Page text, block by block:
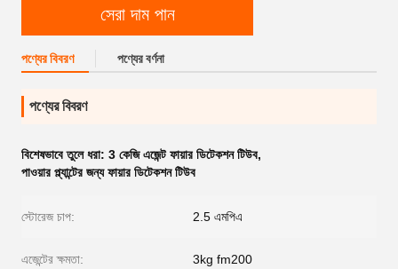
সেরা দাম পান
পণ্যের বিবরণ পণ্যের বর্ণনা
পণ্যের বিবরণ
বিশেষভাবে তুলে ধরা: 3 কেজি এজেন্ট ফায়ার ডিটেকশন টিউব,
পাওয়ার প্ল্যান্টের জন্য ফায়ার ডিটেকশন টিউব
স্টোরেজ চাপ: 2.5 এমপিএ
এজেন্টের ক্ষমতা: 3kg fm200